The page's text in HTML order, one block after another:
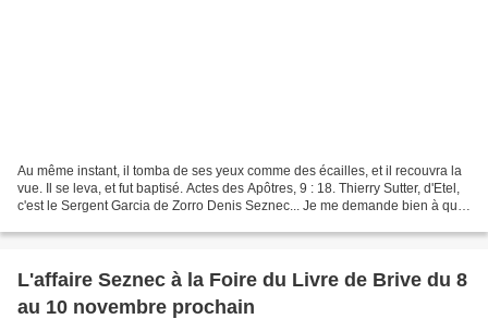
Au même instant, il tomba de ses yeux comme des écailles, et il recouvra la
vue. Il se leva, et fut baptisé. Actes des Apôtres, 9 : 18. Thierry Sutter, d'Etel,
c'est le Sergent Garcia de Zorro Denis Seznec... Je me demande bien à quel
L'affaire Seznec à la Foire du Livre de Brive du 8
au 10 novembre prochain